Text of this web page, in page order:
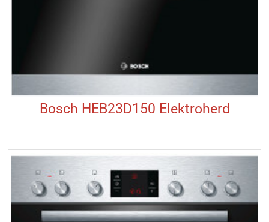
Bosch HEB23D150 Elektroherd